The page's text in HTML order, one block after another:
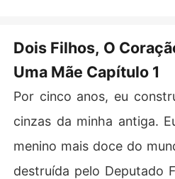
mplorei pelo perdão dele, bem
óprio Heitor entrou pela porta.
Ele me avisou para ficar
ilho doente para me arrastar
a.
Dois Filhos, O
Uma Mãe Capítulo 1
Por cinco anos, eu
cinzas da minha antiga.
menino mais doce do
destruída pelo Deputado